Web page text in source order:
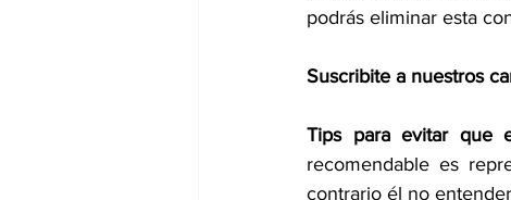
podrás eliminar esta
Suscribite a nuestros
Tips para evitar que
recomendable es
contrario él no